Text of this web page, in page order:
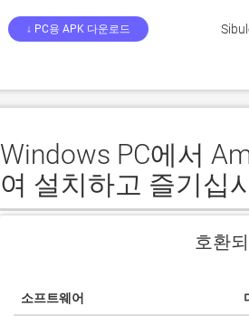
↓ PC용 APK 다운로드
Windows PC에서
여 설치하고 즐기십
호환
소프트웨어